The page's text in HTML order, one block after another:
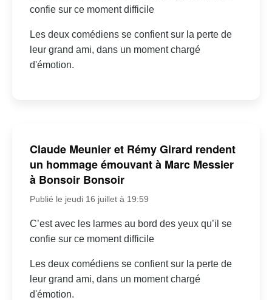
confie sur ce moment difficile
Les deux comédiens se confient sur la perte de
leur grand ami, dans un moment chargé
d'émotion.
Claude Meunier et Rémy Girard rendent
un hommage émouvant à Marc Messier
à Bonsoir Bonsoir
Publié le jeudi 16 juillet à 19:59
C’est avec les larmes au bord des yeux qu’il se
confie sur ce moment difficile
Les deux comédiens se confient sur la perte de
leur grand ami, dans un moment chargé
d'émotion.